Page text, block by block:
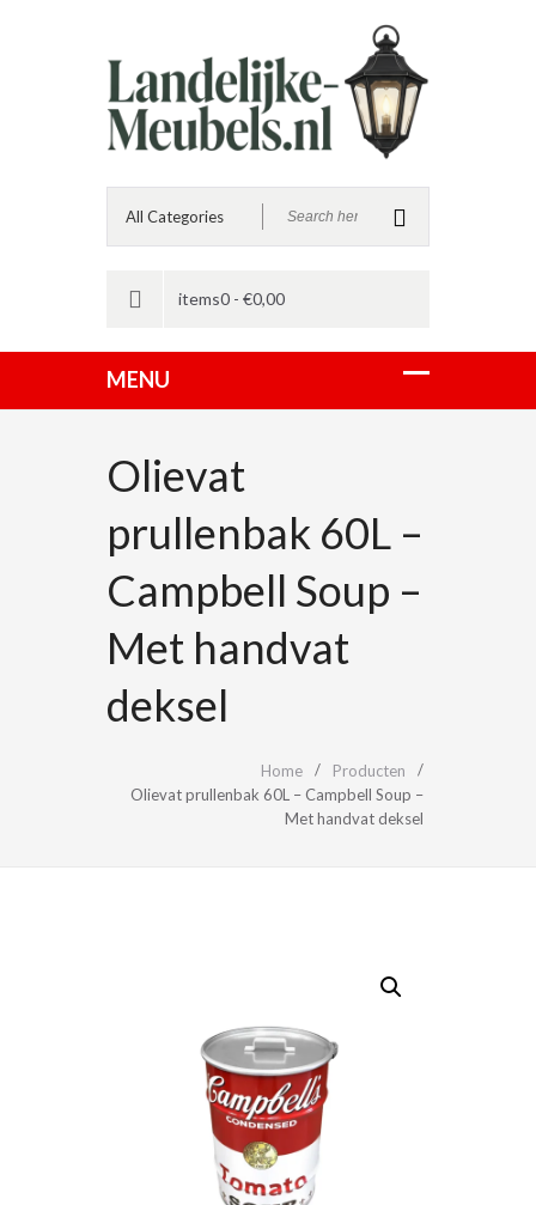
items0 - €0,00
Olievat
prullenbak 60L –
Campbell Soup –
Met handvat
deksel
Home
Producten
Olievat prullenbak 60L – Campbell Soup –
Met handvat deksel